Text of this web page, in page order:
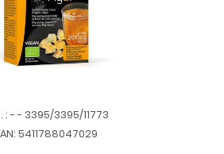
: - - 3395/3395/11773
5411788047029